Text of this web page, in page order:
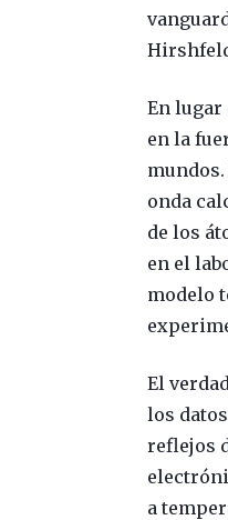
En lugar
en la
onda
de los
en el
modelo
El
los
reflejos
a